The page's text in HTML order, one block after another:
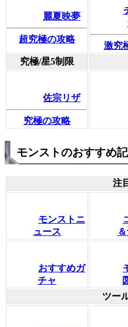
麗夏映夢
超究極の攻略
激究
究極/星5制限
佐宗リザ
究極の攻略
モンストのおすすめ
注
モンストニ
ュース
おすすめガ
チャ
ツー